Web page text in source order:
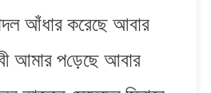
আঁধার করেছে আবার
আমার প​ড়েছে আবার